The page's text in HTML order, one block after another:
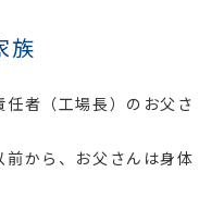
族
者（工場長）のお父さ
前から、お父さんは身体